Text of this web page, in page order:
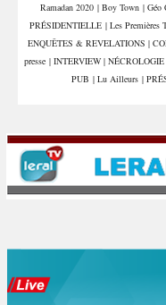
Ramadan 2020 | Boy Town | Géo
PRÉSIDENTIELLE | Les Premières
ENQUÊTES & REVELATIONS |
presse | INTERVIEW | NÉCROLOGIE
PUB | Lu Ailleurs |